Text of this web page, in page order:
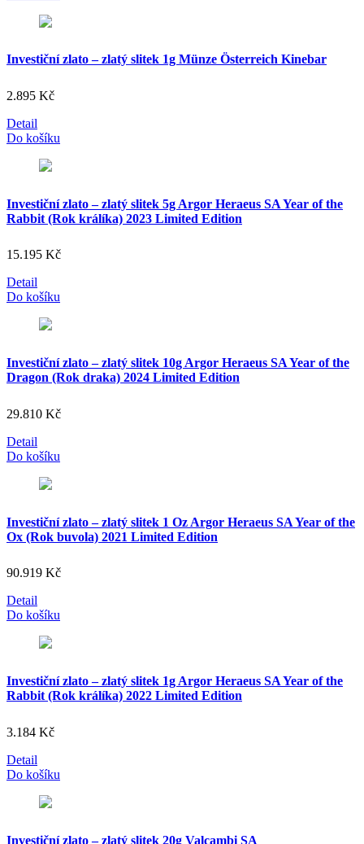
Investiční zlato – zlatý slitek 1g Münze Österreich Kinebar
2.895 Kč
Detail
Do košíku
Investiční zlato – zlatý slitek 5g Argor Heraeus SA Year of the
Rabbit (Rok králíka) 2023 Limited Edition
15.195 Kč
Detail
Do košíku
Investiční zlato – zlatý slitek 10g Argor Heraeus SA Year of the
Dragon (Rok draka) 2024 Limited Edition
29.810 Kč
Detail
Do košíku
Investiční zlato – zlatý slitek 1 Oz Argor Heraeus SA Year of the
Ox (Rok buvola) 2021 Limited Edition
90.919 Kč
Detail
Do košíku
Investiční zlato – zlatý slitek 1g Argor Heraeus SA Year of the
Rabbit (Rok králíka) 2022 Limited Edition
3.184 Kč
Detail
Do košíku
Investiční zlato – zlatý slitek 20g Valcambi SA